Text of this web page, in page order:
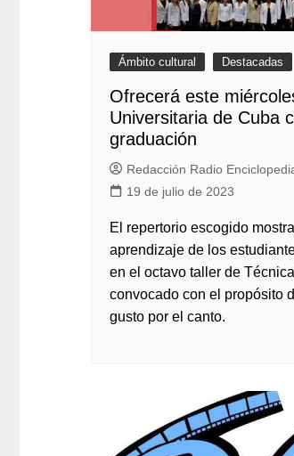
Ámbito cultural Destacadas
Ofrecerá este
Universitaria de Cuba
graduación
Redacción Radio
19 de julio de 2023
El repertorio escogido
aprendizaje de los
en el octavo taller de
convocado con el propósito
gusto por el canto.